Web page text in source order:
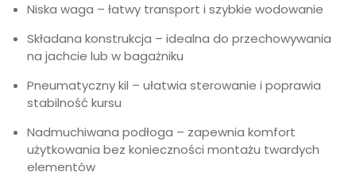
Niska waga – łatwy transport i szybkie wodowanie
Składana konstrukcja – idealna do przechowywania
na jachcie lub w bagażniku
Pneumatyczny kil – ułatwia sterowanie i poprawia
stabilność kursu
Nadmuchiwana podłoga – zapewnia komfort
użytkowania bez konieczności montażu twardych
elementów